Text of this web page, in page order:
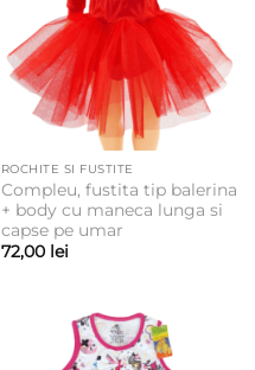
ROCHITE SI FUSTITE
Compleu, fustita tip balerina
+ body cu maneca lunga si
capse pe umar
72,00 lei